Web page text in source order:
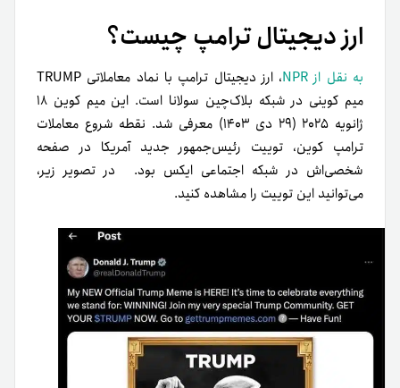
ارز دیجیتال ترامپ چیست؟
به نقل از NPR
، ارز دیجیتال ترامپ با نماد معاملاتی TRUMP
میم کوینی در شبکه بلاک‌چین سولانا است. این میم کوین ۱۸
ژانویه ۲۰۲۵ (۲۹ دی ۱۴۰۳) معرفی شد. نقطه شروع معاملات
ترامپ کوین، توییت رئیس‌جمهور جدید آمریکا در صفحه
شخصی‌اش در شبکه اجتماعی ایکس بود. در تصویر زیر،
می‌توانید این توییت را مشاهده کنید.